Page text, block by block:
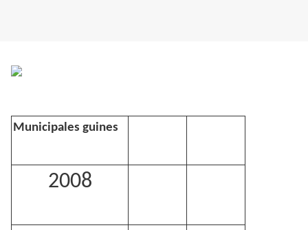
Municipales guines
2008